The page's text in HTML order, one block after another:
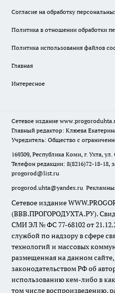
Согласие на обработку
Политика в отношении обработки
Политика использования файлов
Главная
Интересное
Сетевое издание
Главный редактор: Клюева
Учредитель: Общество с
169309, Республика Коми, г. Ухта,
Телефон редакции: 8(8216)72-18-18,
progorod@list.ru
progorod.uhta@yandex.ru
Сетевое издание
(ВВВ.ПРОГОРОДУХТА.РУ).
СМИ ЭЛ № ФС 77-68102 от
службой по надзору в сфере
технологий и массовых
размещенная на данном сайте,
законодательством РФ об
использованию кем-либо в
том числе воспроизведению,